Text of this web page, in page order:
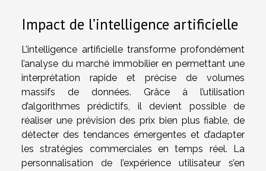
Impact de l’intelligence artificielle
L’intelligence artificielle transforme profondément
l’analyse du marché immobilier en permettant une
interprétation rapide et précise de volumes
massifs de données. Grâce à l’utilisation
d’algorithmes prédictifs, il devient possible de
réaliser une prévision des prix bien plus fiable, de
détecter des tendances émergentes et d’adapter
les stratégies commerciales en temps réel. La
personnalisation de l’expérience utilisateur s’en